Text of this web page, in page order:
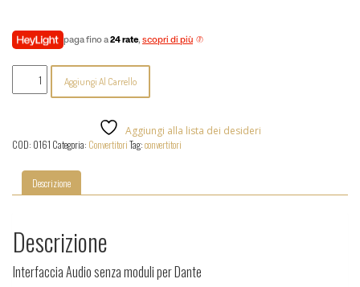
paga fino a24 rate, scopri di più
Symphony
MKII
(Dante)
Aggiungi Al Carrello
Aggiungi alla lista dei desideri
COD: 0161 Categoria: ConvertitoriTag:convertitori
Descrizione
Descrizione
Interfaccia Audio senza moduli per Dante